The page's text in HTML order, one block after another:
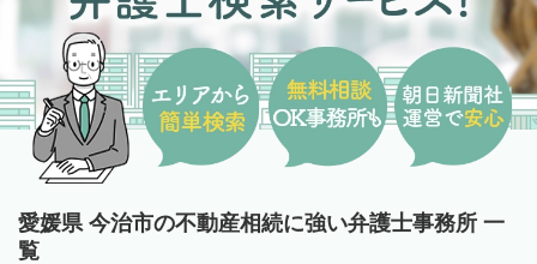
愛媛県 今治市の不動産相続に強い弁護士事務所 一
覧